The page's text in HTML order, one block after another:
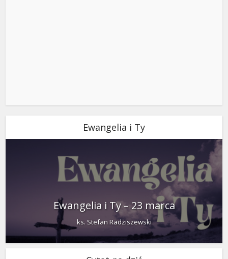
Ewangelia i Ty
Ewangelia i Ty – 23 marca
ks. Stefan Radziszewski